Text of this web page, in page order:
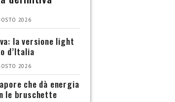
2026
la versione light
d’Italia
2026
che dà energia
le bruschette